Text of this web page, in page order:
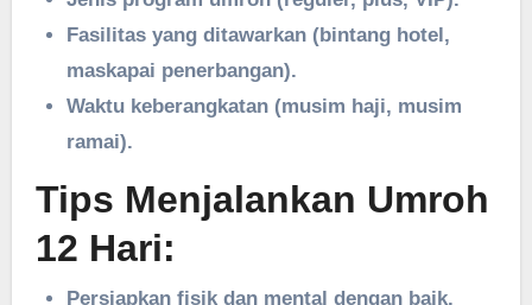
Fasilitas yang ditawarkan (bintang hotel,
maskapai penerbangan).
Waktu keberangkatan (musim haji, musim
ramai).
Tips Menjalankan Umroh
12 Hari:
Persiapkan fisik dan mental dengan baik.